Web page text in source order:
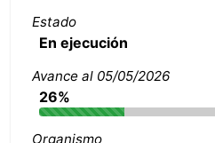
Estado
En ejecución
Avance al 05/05/2026
26%
Organismo